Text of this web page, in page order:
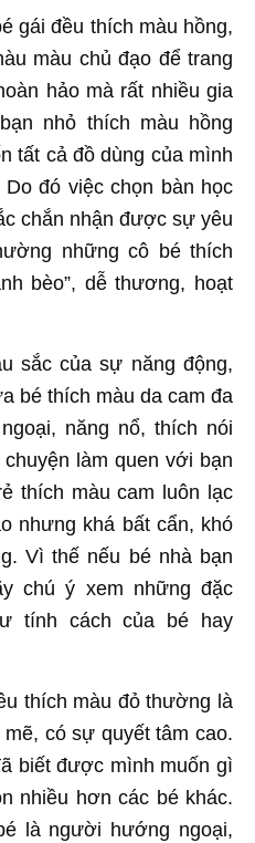
gái đều thích màu hồng,
màu chủ đạo để trang
hảo mà rất nhiều gia
nhỏ thích màu hồng
tất cả đồ dùng của mình
đó việc chọn bàn học
chắn nhận được sự yêu
những cô bé thích
bèo”, dễ thương, hoạt
sắc của sự năng động,
bé thích màu da cam đa
năng nổ, thích nói
làm quen với bạn
thích màu cam luôn lạc
nhưng khá bất cẩn, khó
Vì thế nếu bé nhà bạn
chú ý xem những đặc
tính cách của bé hay
thích màu đỏ thường là
có sự quyết tâm cao.
biết được mình muốn gì
nhiều hơn các bé khác.
là người hướng ngoại,